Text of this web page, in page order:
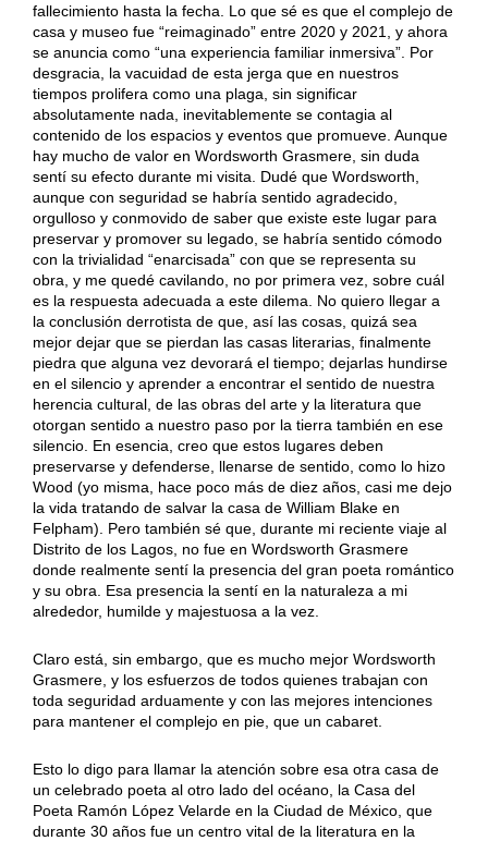
fallecimiento hasta la fecha. Lo que sé es que el complejo de
casa y museo fue “reimaginado” entre 2020 y 2021, y ahora
se anuncia como “una experiencia familiar inmersiva”. Por
desgracia, la vacuidad de esta jerga que en nuestros
tiempos prolifera como una plaga, sin significar
absolutamente nada, inevitablemente se contagia al
contenido de los espacios y eventos que promueve. Aunque
hay mucho de valor en Wordsworth Grasmere, sin duda
sentí su efecto durante mi visita. Dudé que Wordsworth,
aunque con seguridad se habría sentido agradecido,
orgulloso y conmovido de saber que existe este lugar para
preservar y promover su legado, se habría sentido cómodo
con la trivialidad “enarcisada” con que se representa su
obra, y me quedé cavilando, no por primera vez, sobre cuál
es la respuesta adecuada a este dilema. No quiero llegar a
la conclusión derrotista de que, así las cosas, quizá sea
mejor dejar que se pierdan las casas literarias, finalmente
piedra que alguna vez devorará el tiempo; dejarlas hundirse
en el silencio y aprender a encontrar el sentido de nuestra
herencia cultural, de las obras del arte y la literatura que
otorgan sentido a nuestro paso por la tierra también en ese
silencio. En esencia, creo que estos lugares deben
preservarse y defenderse, llenarse de sentido, como lo hizo
Wood (yo misma, hace poco más de diez años, casi me dejo
la vida tratando de salvar la casa de William Blake en
Felpham). Pero también sé que, durante mi reciente viaje al
Distrito de los Lagos, no fue en Wordsworth Grasmere
donde realmente sentí la presencia del gran poeta romántico
y su obra. Esa presencia la sentí en la naturaleza a mi
alrededor, humilde y majestuosa a la vez.
Claro está, sin embargo, que es mucho mejor Wordsworth
Grasmere, y los esfuerzos de todos quienes trabajan con
toda seguridad arduamente y con las mejores intenciones
para mantener el complejo en pie, que un cabaret.
Esto lo digo para llamar la atención sobre esa otra casa de
un celebrado poeta al otro lado del océano, la Casa del
Poeta Ramón López Velarde en la Ciudad de México, que
durante 30 años fue un centro vital de la literatura en la